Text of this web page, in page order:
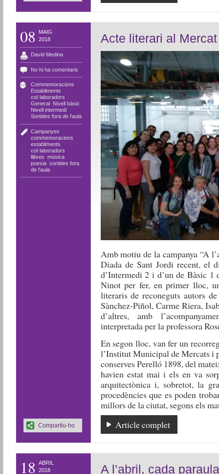
08
MAIG
2018
David Medina
No hi ha comentaris
Commemoracions
Establiments
col·laboradors
General
Nivell bàsic
Nivell intermedi,
Sortides fora de l'aula
Campanyes
commemoracions
establiments
col·laboradors
llibres música,
poesia, sortides fora
de l'aula
Acte literari al
Amb motiu de la campanya “A
Diada de Sant Jordi recent, el
d’Intermedi 2 i d’un de Bàsic
Ninot per fer, en primer lloc,
literaris de reconeguts autors
Sànchez-Piñol, Carme Riera,
d’altres, amb
interpretada per la professora
En segon lloc, van fer un
l’Institut Municipal de Mercats i
conserves Perelló 1898, del
havien estat mai i els en va
arquitectònica i, sobretot, la
procedències que es poden
millors de la ciutat, segons els
Article complet
Compartiu-ho
18
ABRIL
2018
A l’abril, cada